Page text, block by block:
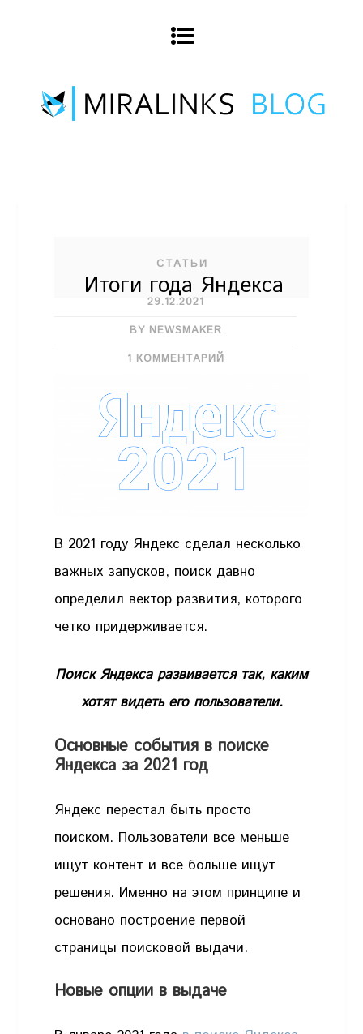
СТАТЬИ
Итоги года Яндекса
29.12.2021
BY NEWSMAKER
1 КОММЕНТАРИЙ
В 2021 году Яндекс сделал несколько
важных запусков, поиск давно
определил вектор развития, которого
четко придерживается.
Поиск Яндекса развивается так, каким
хотят видеть его пользователи.
Основные события в поиске
Яндекса за 2021 год
Яндекс перестал быть просто
поиском. Пользователи все меньше
ищут контент и все больше ищут
решения. Именно на этом принципе и
основано построение первой
страницы поисковой выдачи.
Новые опции в выдаче